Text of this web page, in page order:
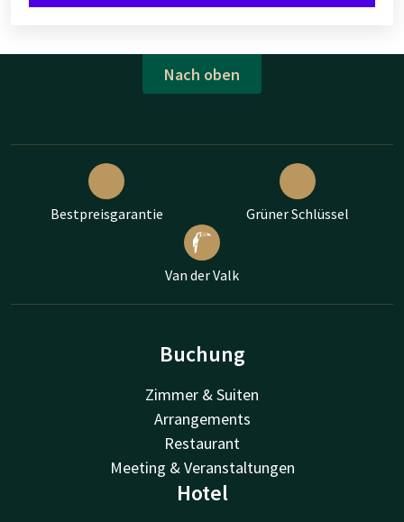
Nach oben
Bestpreisgarantie Grüner Schlüssel
Van der Valk
Buchung
Zimmer & Suiten
Arrangements
Restaurant
Meeting & Veranstaltungen
Hotel